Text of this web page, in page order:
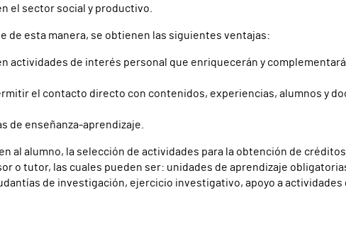
el sector social y productivo.
de esta manera, se obtienen las siguientes ventajas:
actividades de interés personal que enriquecerán y
el contacto directo con contenidos, experiencias, alumnos y
de enseñanza-aprendizaje.
al alumno, la selección de actividades para la obtención de
o tutor, las cuales pueden ser: unidades de aprendizaje
de investigación, ejercicio investigativo, apoyo a